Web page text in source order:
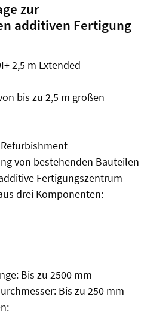
zur
additiven Fertigung
2,5 m Extended
bis zu 2,5 m großen
von bestehenden Bauteilen
Fertigungszentrum
drei Komponenten:
Bis zu 2500 mm
Bis zu 250 mm